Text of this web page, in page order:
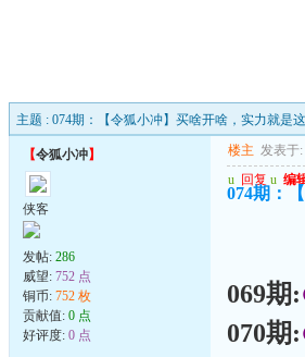
主题 : 074期：【令狐小冲】买啥开啥，实力就是这
【令狐小冲】
侠客
发帖: 286
威望: 752 点
铜币: 752 枚
贡献值: 0 点
好评度: 0 点
楼主 发表于:
u 回复 u 编
074期：
069期:
070期: